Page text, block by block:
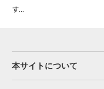
す...
本サイトについて